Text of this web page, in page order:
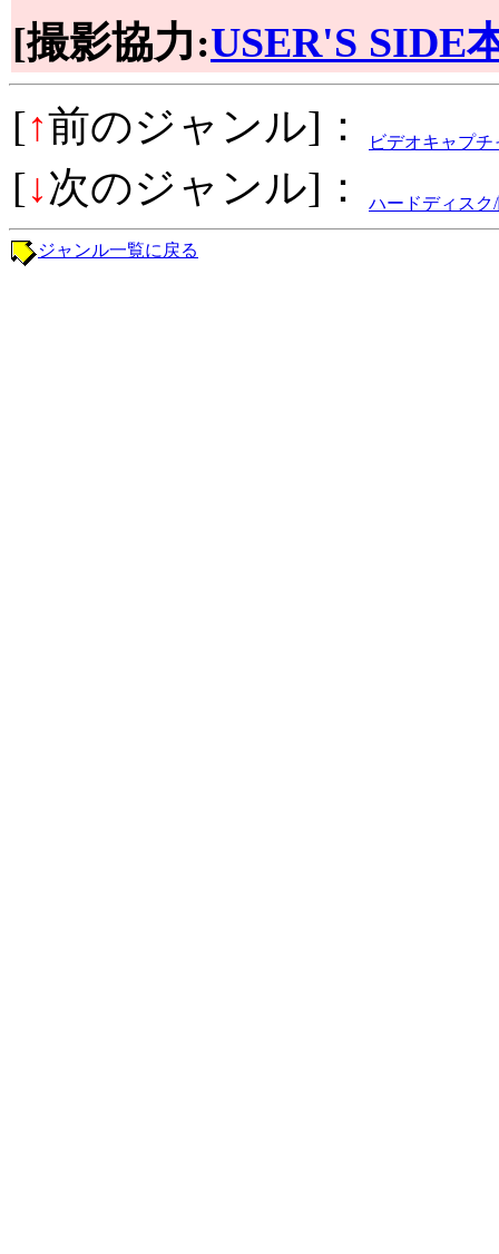
[撮影協力:USER'S SIDE
[↑前のジャンル]： ビデオキャプチ
[↓次のジャンル]： ハードディスク
ジャンル一覧に戻る